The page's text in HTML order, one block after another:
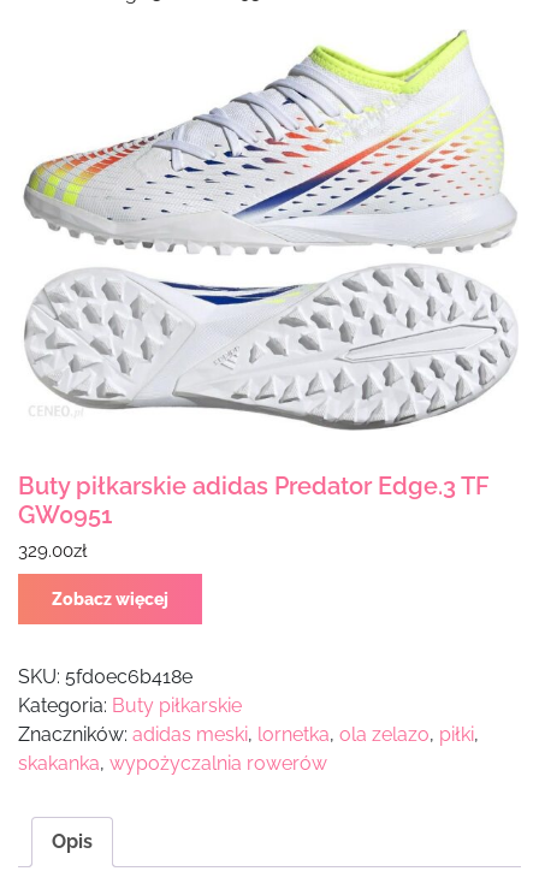
Buty piłkarskie adidas Predator Edge.3 TF
GW0951
329.00zł
Zobacz więcej
SKU: 5fd0ec6b418e
Kategoria: Buty piłkarskie
Znaczników: adidas meski, lornetka, ola zelazo, piłki,
skakanka, wypożyczalnia rowerów
Opis